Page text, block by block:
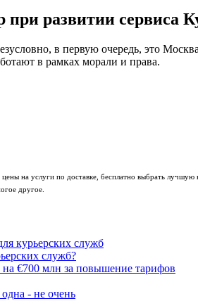
при развитии сервиса
в первую очередь, это
в рамках морали и права.
цены на услуги по доставке, бесплатно выбрать лучшую
другое.
курьерских служб
служб?
€700 млн за повышение тарифов
- не очень